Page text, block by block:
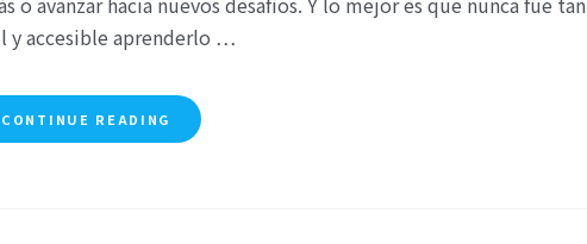
y accesible aprenderlo …
CONTINUE READING